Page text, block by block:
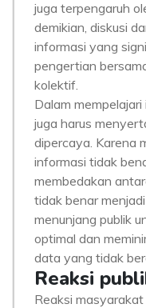
juga terpengaruh
demikian, diskusi
informasi yang
pengertian
kolektif.
Dalam
juga harus
dipercaya. Karena
informasi tidak
membedakan
tidak benar
menunjang publik
optimal dan
data yang tidak
Reaksi
Reaksi